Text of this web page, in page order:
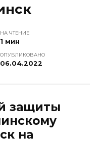
НА ЧТЕНИЕ
1 мин
ОПУБЛИКОВАНО
06.04.2022
защиты
на